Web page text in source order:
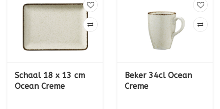
Schaal 18 x 13 cm
Ocean Creme
Beker 34cl Ocean
Creme